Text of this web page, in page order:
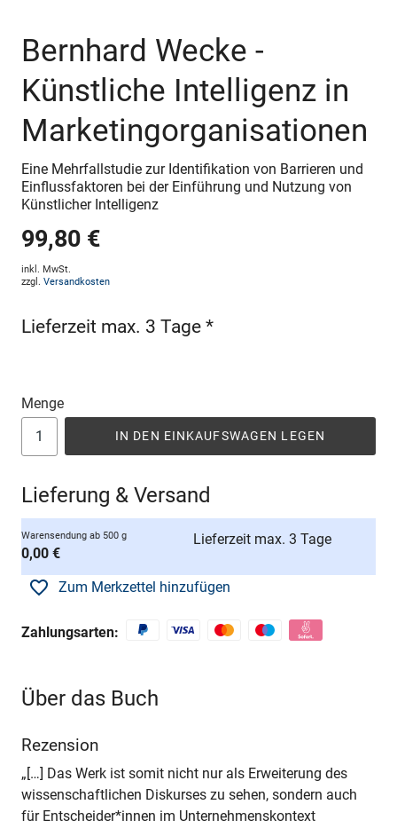
Bernhard Wecke -
Künstliche Intelligenz in
Marketingorganisationen
Eine Mehrfallstudie zur Identifikation von Barrieren und
Einflussfaktoren bei der Einführung und Nutzung von
Künstlicher Intelligenz
99,80 €
inkl. MwSt.
zzgl. Versandkosten
Lieferzeit max. 3 Tage *
Menge
IN DEN EINKAUFSWAGEN LEGEN
Lieferung & Versand
Warensendung ab 500 g
0,00 €
Lieferzeit max. 3 Tage
Zum Merkzettel hinzufügen
Zahlungsarten:
Über das Buch
Rezension
„[…] Das Werk ist somit nicht nur als Erweiterung des
wissenschaftlichen Diskurses zu sehen, sondern auch
für Entscheider*innen im Unternehmenskontext